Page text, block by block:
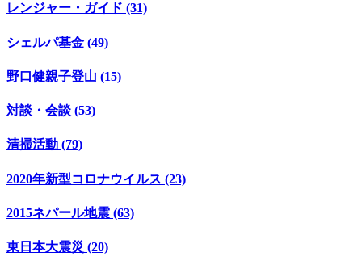
レンジャー・ガイド (31)
シェルパ基金 (49)
野口健親子登山 (15)
対談・会談 (53)
清掃活動 (79)
2020年新型コロナウイルス (23)
2015ネパール地震 (63)
東日本大震災 (20)